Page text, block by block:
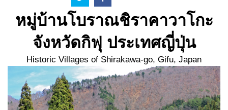
หมู่บ้านโบราณชิราคาวาโกะ
จังหวัดกิฟุ ประเทศญี่ปุ่น
Historic Villages of Shirakawa-go, Gifu, Japan